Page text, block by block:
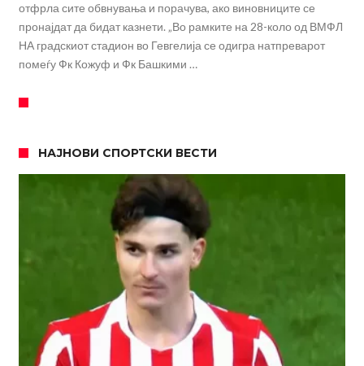
отфрла сите обвнувања и порачува, ако виновниците се
пронајдат да бидат казнети. „Во рамките на 28-коло од ВМФЛ
НА градскиот стадион во Гевгелија се одигра натпреварот
помеѓу Фк Кожуф и Фк Башкими …
НАЈНОВИ СПОРТСКИ ВЕСТИ